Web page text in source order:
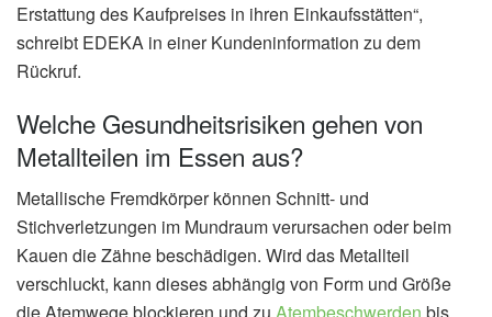
Erstattung des Kaufpreises in ihren Einkaufsstätten“,
schreibt EDEKA in einer Kundeninformation zu dem
Rückruf.
Welche Gesundheitsrisiken gehen von
Metallteilen im Essen aus?
Metallische Fremdkörper können Schnitt- und
Stichverletzungen im Mundraum verursachen oder beim
Kauen die Zähne beschädigen. Wird das Metallteil
verschluckt, kann dieses abhängig von Form und Größe